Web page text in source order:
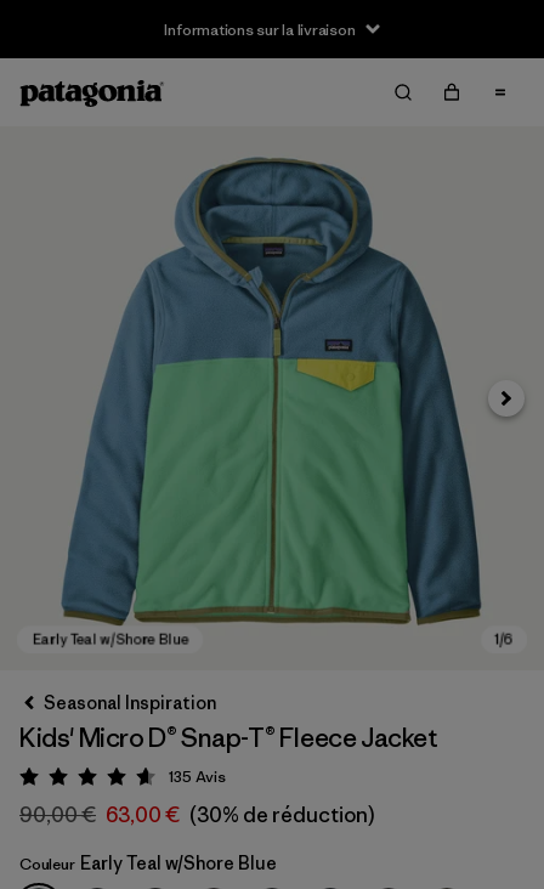
Informations sur la livraison
Seasonal Inspiration
Kids' Micro D® Snap-T® Fleece Jacket
Évaluation: 4.6 / 5
135 Avis
90,00 € 63,00 € (30% de réduction)
Couleur Early Teal w/Shore Blue